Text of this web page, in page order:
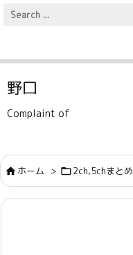
野口
Complaint of
ホーム > 2ch,5chまとめ